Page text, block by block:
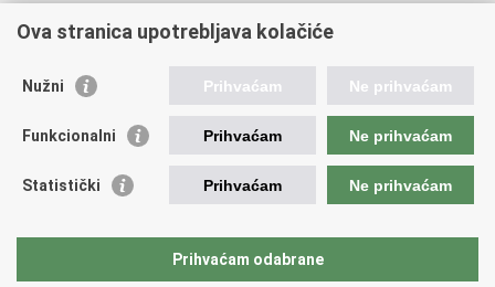
Vlada RH
Ured predsjednika
Ministarstvo demografije i useljeništva
HRT - Glas Hrvatske
Ova stranica upotrebljava kolačiće
Nužni Prihvaćam Ne prihvaćam
Funkcionalni Prihvaćam Ne prihvaćam
Statistički Prihvaćam Ne prihvaćam
Prihvaćam odabrane